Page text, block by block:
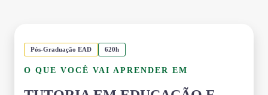
Pós-Graduação EAD 620h
O QUE VOCÊ VAI APRENDER EM